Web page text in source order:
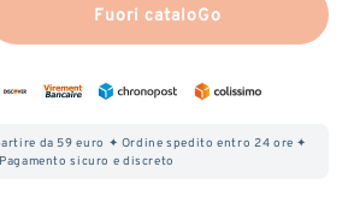
Fuori cataloGo
da 59 euro ✦ Ordine spedito entro 24 ore ✦
Pagamento sicuro e discreto